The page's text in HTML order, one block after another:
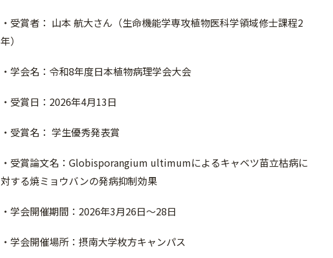
・受賞者： 山本 航大さん（生命機能学専攻植物医科学領域修士課程2
年）
・学会名：令和8年度日本植物病理学会大会
・受賞日：2026年4月13日
・受賞名： 学生優秀発表賞
・受賞論文名：Globisporangium ultimumによるキャベツ苗立枯病に
対する焼ミョウバンの発病抑制効果
・学会開催期間：2026年3月26日～28日
・学会開催場所：摂南大学枚方キャンパス